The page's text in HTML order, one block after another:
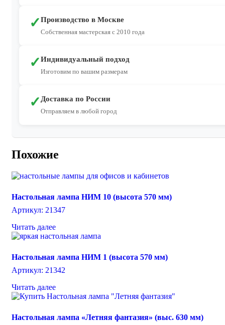
✓Производство в Москве
Собственная мастерская с 2010 года
✓Индивидуальный подход
Изготовим по вашим размерам
✓ Доставка по России
Отправляем в любой город
Похожие
Настольная лампа НИМ 10 (высота 570 мм)
Артикул: 21347
Читать далее
Настольная лампа НИМ 1 (высота 570 мм)
Артикул: 21342
Читать далее
Настольная лампа «Летняя фантазия» (выс. 630 мм)